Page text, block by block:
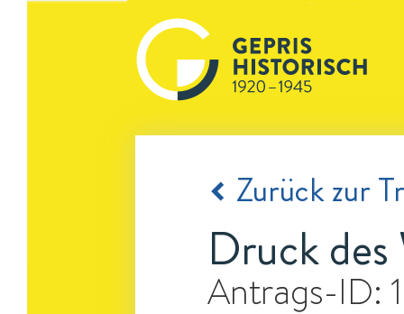
Zurück zur
Druck
Antrags-ID: